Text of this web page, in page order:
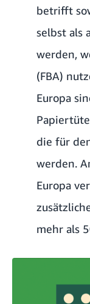
betrifft
selbst als
werden,
(FBA)
Europa
die für
werden.
Europa
mehr als